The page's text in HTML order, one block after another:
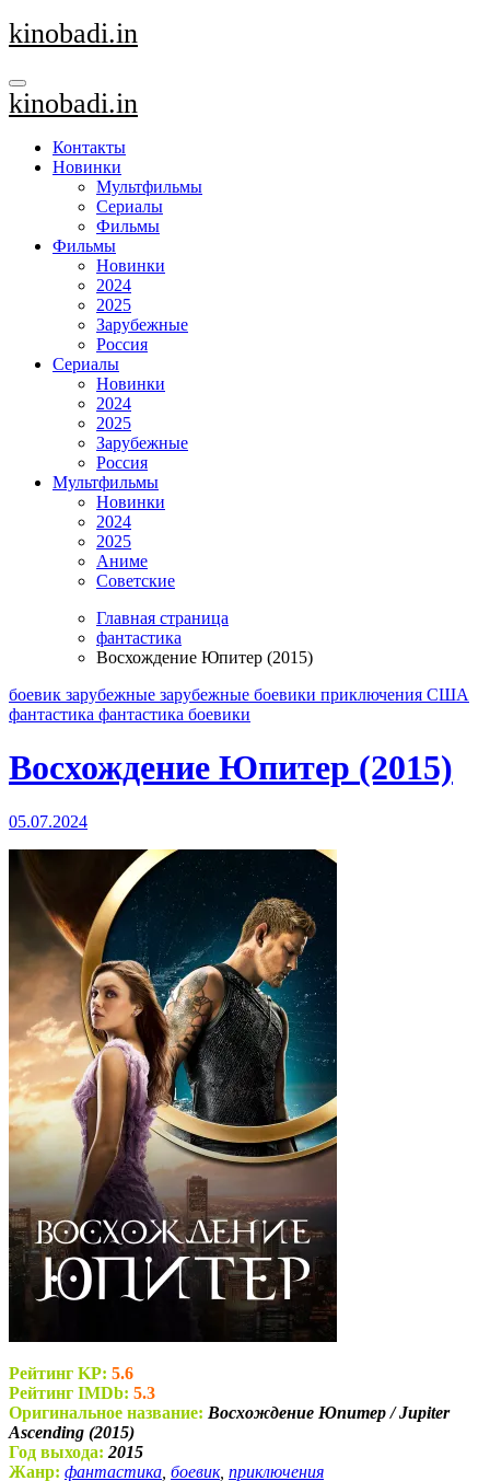
Перейти
к
kinobadi.in
kinobadi.in
Контакты
Новинки
Мультфильмы
Сериалы
Фильмы
Фильмы
Новинки
2024
2025
Зарубежные
Россия
Сериалы
Новинки
2024
2025
Зарубежные
Россия
Мультфильмы
Новинки
2024
2025
Аниме
Советские
Главная страница
фантастика
Восхождение Юпитер (2015)
боевик зарубежные зарубежные боевики приключения США
фантастика фантастика боевики
Восхождение Юпитер (2015)
05.07.2024
Рейтинг KP: 5.6
Рейтинг IMDb: 5.3
Оригинальное название: Восхождение Юпитер / Jupiter
Ascending (2015)
Год выхода: 2015
Жанр: фантастика боевик, приключения